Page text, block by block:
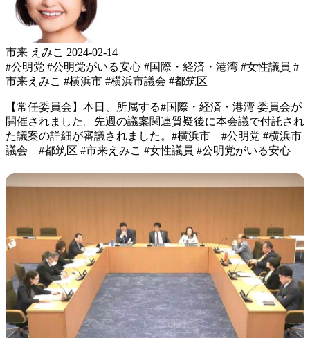
市来 えみこ 2024-02-14
#公明党 #公明党がいる安心 #国際・経済・港湾 #女性議員 #
市来えみこ #横浜市 #横浜市議会 #都筑区
【常任委員会】 本日、所属する #国際・経済・港湾 委員会が
開催されました。 先週の議案関連質疑後に 本会議で付託され
た 議案の詳細が審議されました。 #横浜市 #公明党 #横浜市
議会 #都筑区 #市来えみこ #女性議員 #公明党がいる安心